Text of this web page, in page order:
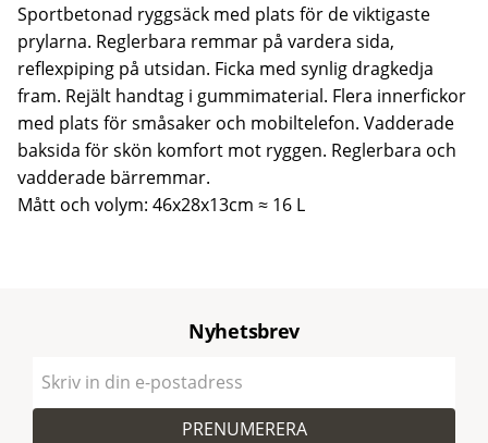
Sportbetonad ryggsäck med plats för de viktigaste
prylarna. Reglerbara remmar på vardera sida,
reflexpiping på utsidan. Ficka med synlig dragkedja
fram. Rejält handtag i gummimaterial. Flera innerfickor
med plats för småsaker och mobiltelefon. Vadderade
baksida för skön komfort mot ryggen. Reglerbara och
vadderade bärremmar.
Mått och volym: 46x28x13cm ≈ 16 L
Nyhetsbrev
PRENUMERERA